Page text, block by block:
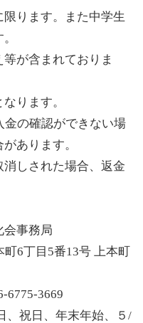
限ります。また中学生
が含まれておりま
ります。
金の確認ができない場
あります。
消しされた場合、返金
会事務局
6丁目5番13号 上本町
6775-3669
、祝日、年末年始、５/